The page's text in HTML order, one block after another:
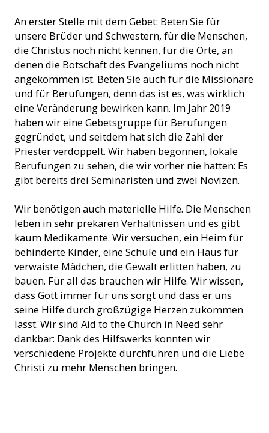
An erster Stelle mit dem Gebet: Beten Sie für
unsere Brüder und Schwestern, für die Menschen,
die Christus noch nicht kennen, für die Orte, an
denen die Botschaft des Evangeliums noch nicht
angekommen ist. Beten Sie auch für die Missionare
und für Berufungen, denn das ist es, was wirklich
eine Veränderung bewirken kann. Im Jahr 2019
haben wir eine Gebetsgruppe für Berufungen
gegründet, und seitdem hat sich die Zahl der
Priester verdoppelt. Wir haben begonnen, lokale
Berufungen zu sehen, die wir vorher nie hatten: Es
gibt bereits drei Seminaristen und zwei Novizen.
Wir benötigen auch materielle Hilfe. Die Menschen
leben in sehr prekären Verhältnissen und es gibt
kaum Medikamente. Wir versuchen, ein Heim für
behinderte Kinder, eine Schule und ein Haus für
verwaiste Mädchen, die Gewalt erlitten haben, zu
bauen. Für all das brauchen wir Hilfe. Wir wissen,
dass Gott immer für uns sorgt und dass er uns
seine Hilfe durch großzügige Herzen zukommen
lässt. Wir sind Aid to the Church in Need sehr
dankbar: Dank des Hilfswerks konnten wir
verschiedene Projekte durchführen und die Liebe
Christi zu mehr Menschen bringen.